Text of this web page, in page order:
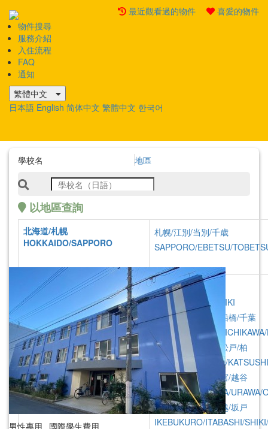
最近觀看過的物件 喜愛的物件
物件搜尋
服務介紹
入住流程
FAQ
通知
繁體中文
日本語 English 简体中文 繁體中文 한국어
學校名 地區
以地區查詢
北海道/札幌
HOKKAIDO/SAPPORO
札幌/江別/当別/千歳
SAPPORO/EBETSU/
東京/神奈川/埼玉/千葉/栃木
TOKYO/KANAGAWA/SAITAMA
CHIBA/TOCHIGI
首都圏全域
SHUTOKEN ZENNIKI
江戸川/葛西/市川/船橋/千葉
EDOGAWA/KASAI/
上野/北千住/葛飾/松戸/柏
UENO/KITASENJU/
川口/戸田/浦和/大宮/越谷
KAWAGUCHI/TODA/URAWA/
池袋/板橋/志木/川越/坂戸
IKEBUKURO/ITABASHI/
物件詳情 Info of Properties Premium 房型
男性專用 國際學生費用